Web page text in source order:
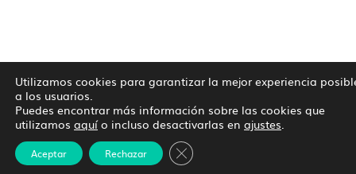
Utilizamos cookies para garantizar la mejor experiencia
a los usuarios.
Puedes encontrar más información sobre las cookies que
utilizamos aquío incluso desactivarlas en ajustes.
Aceptar Rechazar Cerrar el banner de cookies